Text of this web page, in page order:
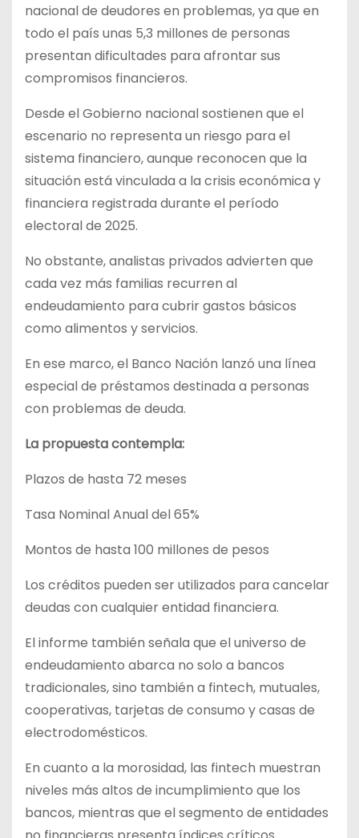
nacional de deudores en problemas, ya que en
todo el país unas 5,3 millones de personas
presentan dificultades para afrontar sus
compromisos financieros.
Desde el Gobierno nacional sostienen que el
escenario no representa un riesgo para el
sistema financiero, aunque reconocen que la
situación está vinculada a la crisis económica y
financiera registrada durante el período
electoral de 2025.
No obstante, analistas privados advierten que
cada vez más familias recurren al
endeudamiento para cubrir gastos básicos
como alimentos y servicios.
En ese marco, el Banco Nación lanzó una línea
especial de préstamos destinada a personas
con problemas de deuda.
La propuesta contempla:
Plazos de hasta 72 meses
Tasa Nominal Anual del 65%
Montos de hasta 100 millones de pesos
Los créditos pueden ser utilizados para cancelar
deudas con cualquier entidad financiera.
El informe también señala que el universo de
endeudamiento abarca no solo a bancos
tradicionales, sino también a fintech, mutuales,
cooperativas, tarjetas de consumo y casas de
electrodomésticos.
En cuanto a la morosidad, las fintech muestran
niveles más altos de incumplimiento que los
bancos, mientras que el segmento de entidades